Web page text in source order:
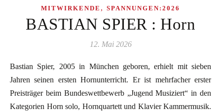
MITWIRKENDE , SPANNUNGEN:2026
BASTIAN SPIER : Horn
12. Mai 2026
Bastian Spier, 2005 in München geboren, erhielt mit sieben
Jahren seinen ersten Hornunterricht. Er ist mehrfacher erster
Preisträger beim Bundeswettbewerb „Jugend Musiziert“ in den
Kategorien Horn solo, Hornquartett und Klavier Kammermusik.